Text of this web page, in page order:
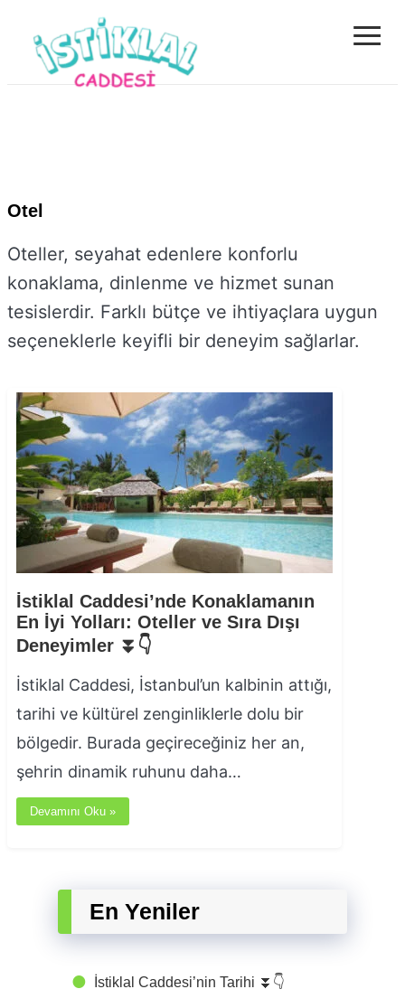
İstiklal
≡
Otel
Oteller, seyahat edenlere konforlu
konaklama, dinlenme ve hizmet sunan
tesislerdir. Farklı bütçe ve ihtiyaçlara uygun
seçeneklerle keyifli bir deneyim sağlarlar.
İstiklal Caddesi’nde Konaklamanın
En İyi Yolları: Oteller ve Sıra Dışı
Deneyimler ⏬👇
İstiklal Caddesi, İstanbul’un kalbinin attığı,
tarihi ve kültürel zenginliklerle dolu bir
bölgedir. Burada geçireceğiniz her an,
şehrin dinamik ruhunu daha…
Devamını Oku »
En Yeniler
İstiklal Caddesi’nin Tarihi ⏬👇